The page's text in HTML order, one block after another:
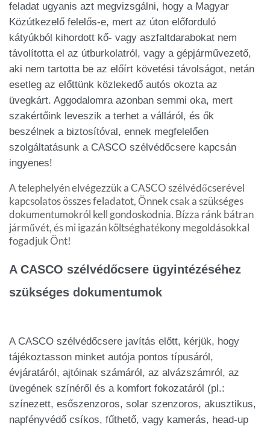
feladat ugyanis azt megvizsgálni, hogy a Magyar
Közútkezelő felelős-e, mert az úton előforduló
kátyúkból kihordott kő- vagy aszfaltdarabokat nem
távolította el az útburkolatról, vagy a gépjárművezető,
aki nem tartotta be az előírt követési távolságot, netán
esetleg az előttünk közlekedő autós okozta az
üvegkárt. Aggodalomra azonban semmi oka, mert
szakértőink leveszik a terhet a válláról, és ők
beszélnek a biztosítóval, ennek megfelelően
szolgáltatásunk a CASCO szélvédőcsere kapcsán
ingyenes!
A telephelyén elvégezzük a CASCO szélvédőcserével
kapcsolatos összes feladatot, Önnek csak a szükséges
dokumentumokról kell gondoskodnia. Bízza ránk bátran
járművét, és mi igazán költséghatékony megoldásokkal
fogadjuk Önt!
A CASCO szélvédőcsere ügyintézéséhez
szükséges dokumentumok
A CASCO szélvédőcsere javítás előtt, kérjük, hogy
tájékoztasson minket autója pontos típusáról,
évjáratáról, ajtóinak számáról, az alvázszámról, az
üvegének színéről és a komfort fokozatáról (pl.:
színezett, esőszenzoros, solar szenzoros, akusztikus,
napfényvédő csíkos, fűthető, vagy kamerás, head-up